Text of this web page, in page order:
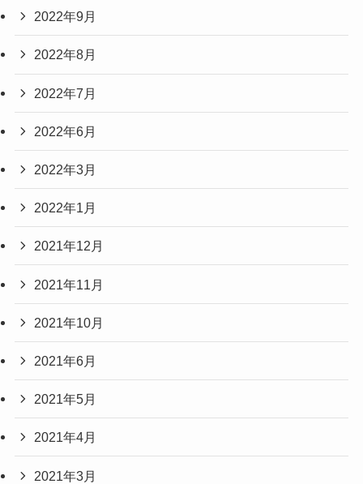
2022年9月
2022年8月
2022年7月
2022年6月
2022年3月
2022年1月
2021年12月
2021年11月
2021年10月
2021年6月
2021年5月
2021年4月
2021年3月